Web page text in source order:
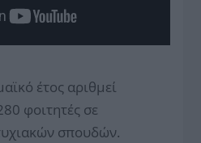
έτος αριθμεί
φοιτητές σε
σπουδών.